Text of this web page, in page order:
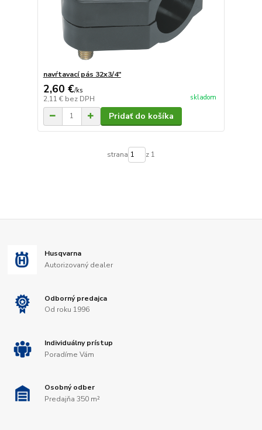
navŕtavací pás 32x3/4"
2,60 €/ks
2,11 € bez DPH skladom
Pridať do košíka
strana z 1
Husqvarna
Autorizovaný dealer
Odborný predajca
Od roku 1996
Individuálny prístup
Poradíme Vám
Osobný odber
Predajňa 350 m²